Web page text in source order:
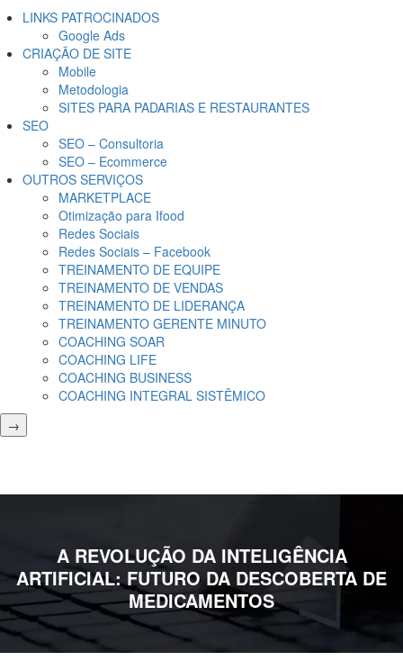
LINKS PATROCINADOS
Google Ads
CRIAÇÃO DE SITE
Mobile
Metodologia
SITES PARA PADARIAS E RESTAURANTES
SEO
SEO – Consultoria
SEO – Ecommerce
OUTROS SERVIÇOS
MARKETPLACE
Otimização para Ifood
Redes Sociais
Redes Sociais – Facebook
TREINAMENTO DE EQUIPE
TREINAMENTO DE VENDAS
TREINAMENTO DE LIDERANÇA
TREINAMENTO GERENTE MINUTO
COACHING SOAR
COACHING LIFE
COACHING BUSINESS
COACHING INTEGRAL SISTÊMICO
→
A REVOLUÇÃO DA INTELIGÊNCIA
ARTIFICIAL: FUTURO DA DESCOBERTA DE
MEDICAMENTOS